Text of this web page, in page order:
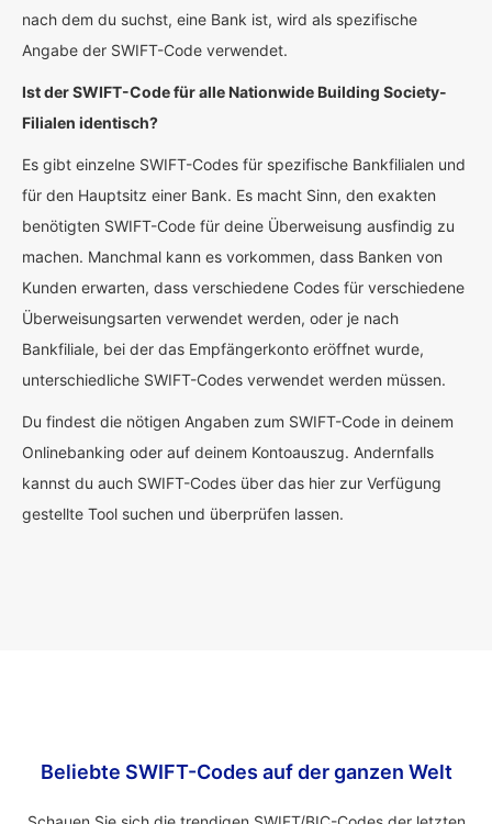
nach dem du suchst, eine Bank ist, wird als spezifische
Angabe der SWIFT-Code verwendet.
Ist der SWIFT-Code für alle Nationwide Building Society-
Filialen identisch?
Es gibt einzelne SWIFT-Codes für spezifische Bankfilialen und
für den Hauptsitz einer Bank. Es macht Sinn, den exakten
benötigten SWIFT-Code für deine Überweisung ausfindig zu
machen. Manchmal kann es vorkommen, dass Banken von
Kunden erwarten, dass verschiedene Codes für verschiedene
Überweisungsarten verwendet werden, oder je nach
Bankfiliale, bei der das Empfängerkonto eröffnet wurde,
unterschiedliche SWIFT-Codes verwendet werden müssen.
Du findest die nötigen Angaben zum SWIFT-Code in deinem
Onlinebanking oder auf deinem Kontoauszug. Andernfalls
kannst du auch SWIFT-Codes über das hier zur Verfügung
gestellte Tool suchen und überprüfen lassen.
Beliebte SWIFT-Codes auf der ganzen Welt